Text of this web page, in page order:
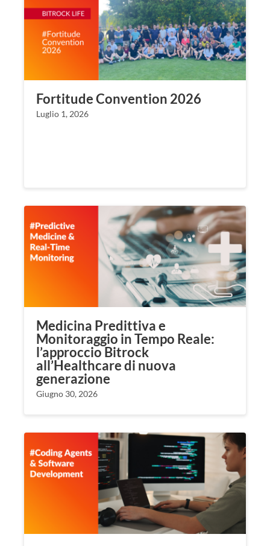
Fortitude Convention 2026
Luglio 1, 2026
Medicina Predittiva e
Monitoraggio in Tempo Reale:
l’approccio Bitrock
all’Healthcare di nuova
generazione
Giugno 30, 2026